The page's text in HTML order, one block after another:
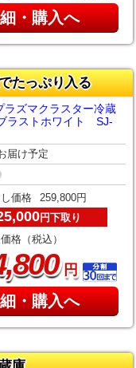
・購入へ
たっぷり入る
ズマクラスター冷蔵
ストホワイト SJ-
届け予定
し価格 259,800円
円下取り
格（税込）
,800円
・購入へ